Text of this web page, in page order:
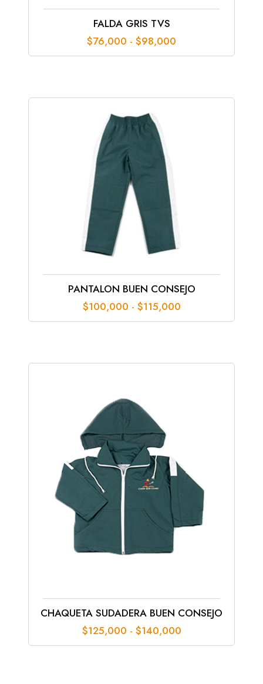
FALDA GRIS TVS
$76,000 - $98,000
de
hasta
PANTALON BUEN CONSEJO
$100,000 - $115,000Rango
de
hasta
CHAQUETA SUDADERA BUEN CONSEJO
$125,000 - $140,000Rango
de